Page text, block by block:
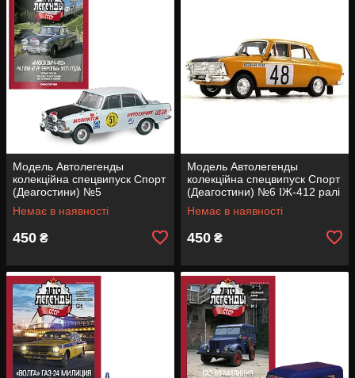
Модель Автолегенды
колекційна спецвипуск Спорт
(Деагостини) №5
Москвич-412 ралі (1:43)
Немає в наявності
450 ₴
Модель Автолегенды
колекційна спецвипуск Спорт
(Деагостини) №6 ІЖ-412 ралі
(1:43)
Немає в наявності
450 ₴